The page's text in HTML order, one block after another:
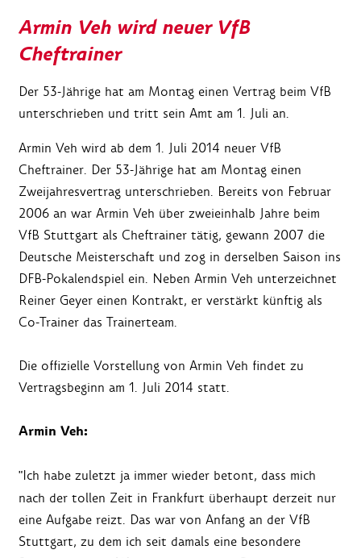
Armin Veh wird neuer VfB
Cheftrainer
Der 53-Jährige hat am Montag einen Vertrag beim VfB
unterschrieben und tritt sein Amt am 1. Juli an.
Armin Veh wird ab dem 1. Juli 2014 neuer VfB
Cheftrainer. Der 53-Jährige hat am Montag einen
Zweijahresvertrag unterschrieben. Bereits von Februar
2006 an war Armin Veh über zweieinhalb Jahre beim
VfB Stuttgart als Cheftrainer tätig, gewann 2007 die
Deutsche Meisterschaft und zog in derselben Saison ins
DFB-Pokalendspiel ein. Neben Armin Veh unterzeichnet
Reiner Geyer einen Kontrakt, er verstärkt künftig als
Co-Trainer das Trainerteam.
Die offizielle Vorstellung von Armin Veh findet zu
Vertragsbeginn am 1. Juli 2014 statt.
Armin Veh:
"Ich habe zuletzt ja immer wieder betont, dass mich
nach der tollen Zeit in Frankfurt überhaupt derzeit nur
eine Aufgabe reizt. Das war von Anfang an der VfB
Stuttgart, zu dem ich seit damals eine besondere